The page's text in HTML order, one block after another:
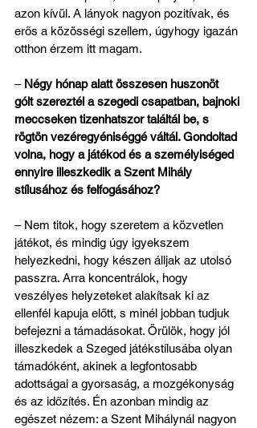
azon kívül. A lányok nagyon pozitívak, és
erős a közösségi szellem, úgyhogy igazán
otthon érzem itt magam.
– Négy hónap alatt összesen huszonöt
gólt szereztél a szegedi csapatban, bajnoki
meccseken tizenhatszor találtál be, s
rögtön vezéregyéniséggé váltál. Gondoltad
volna, hogy a játékod és a személyiséged
ennyire illeszkedik a Szent Mihály
stílusához és felfogásához?
– Nem titok, hogy szeretem a közvetlen
játékot, és mindig úgy igyekszem
helyezkedni, hogy készen álljak az utolsó
passzra. Arra koncentrálok, hogy
veszélyes helyzeteket alakítsak ki az
ellenfél kapuja előtt, s minél jobban tudjuk
befejezni a támadásokat. Örülök, hogy jól
illeszkedek a Szeged játékstílusába olyan
támadóként, akinek a legfontosabb
adottságai a gyorsaság, a mozgékonyság
és az időzítés. Én azonban mindig az
egészet nézem: a Szent Mihálynál nagyon